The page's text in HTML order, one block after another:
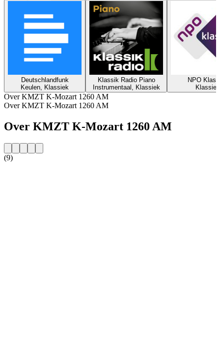
Deutschlandfunk
Keulen, Klassiek
Klassik Radio Piano
Instrumentaal, Klassiek
NPO
Klassiek
Over KMZT K-Mozart 1260 AM
Over KMZT K-Mozart 1260 AM
Over KMZT K-Mozart 1260 AM
(9)